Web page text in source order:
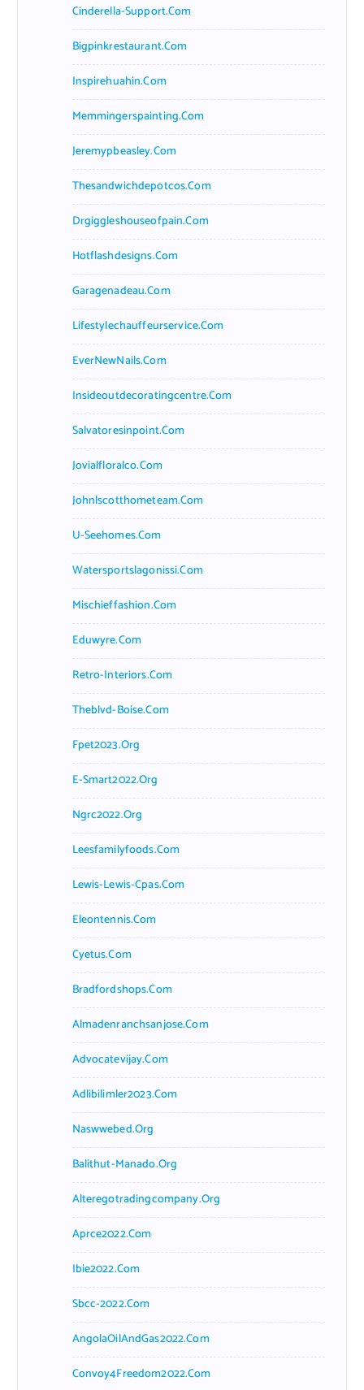
Cinderella-Support.com
Bigpinkrestaurant.com
Inspirehuahin.com
Memmingerspainting.com
Jeremypbeasley.com
Thesandwichdepotcos.com
Drgiggleshouseofpain.com
Hotflashdesigns.com
Garagenadeau.com
Lifestylechauffeurservice.com
EverNewNails.com
Insideoutdecoratingcentre.com
Salvatoresinpoint.com
Jovialfloralco.com
Johnlscotthometeam.com
U-Seehomes.com
Watersportslagonissi.com
Mischieffashion.com
Eduwyre.com
Retro-Interiors.com
Theblvd-Boise.com
Fpet2023.org
E-Smart2022.org
Ngrc2022.org
Leesfamilyfoods.com
Lewis-Lewis-Cpas.com
Eleontennis.com
Cyetus.com
Bradfordshops.com
Almadenranchsanjose.com
Advocatevijay.com
Adlibilimler2023.com
Naswwebed.org
Balithut-Manado.org
Alteregotradingcompany.org
Aprce2022.com
Ibie2022.com
Sbcc-2022.com
AngolaOilAndGas2022.com
Convoy4Freedom2022.com